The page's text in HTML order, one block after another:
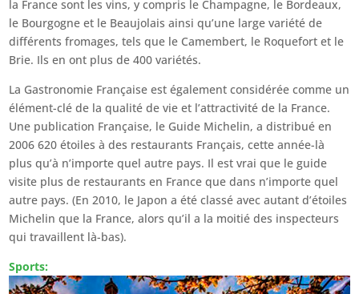
la France sont les vins, y compris le Champagne, le Bordeaux,
le Bourgogne et le Beaujolais ainsi qu’une large variété de
différents fromages, tels que le Camembert, le Roquefort et le
Brie. Ils en ont plus de 400 variétés.
La Gastronomie Française est également considérée comme un
élément-clé de la qualité de vie et l’attractivité de la France.
Une publication Française, le Guide Michelin, a distribué en
2006 620 étoiles à des restaurants Français, cette année-là
plus qu’à n’importe quel autre pays. Il est vrai que le guide
visite plus de restaurants en France que dans n’importe quel
autre pays. (En 2010, le Japon a été classé avec autant d’étoiles
Michelin que la France, alors qu’il a la moitié des inspecteurs
qui travaillent là-bas).
Sports: